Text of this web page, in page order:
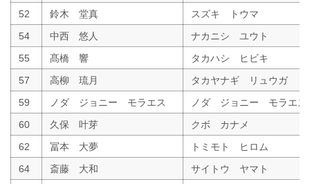
52
鈴木 堂真
スズキ トウマ
54
中西 悠人
ナカニシ ユウト
55
髙橋 響
タカハシ ヒビキ
57
高柳 琉月
タカヤナギ リュウガ
59
ノダ ジョニー モラエス
ノダ ジョニー モラエス
60
久保 叶芽
クボ カナメ
62
冨本 大夢
トミモト ヒロム
64
斎藤 大和
サイトウ ヤマト